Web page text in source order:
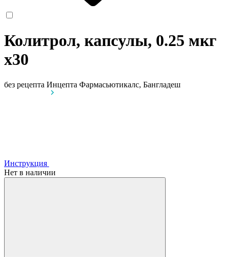
Колитрол, капсулы, 0.25 мкг
x30
без рецепта Инцепта Фармасьютикалс, Бангладеш
Инструкция
Нет в наличии